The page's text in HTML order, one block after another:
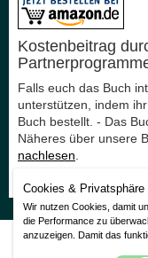
Kostenbeitrag
Falls euch das Buch
unterstützen, indem
Buch bestellt. - Das
Näheres über unsere
nachlesen
Vielen Dank für eure
Cookies & Privatsphäre
Wir nutzen Cookies, damit
die Performance zu
anzuzeigen. Damit das